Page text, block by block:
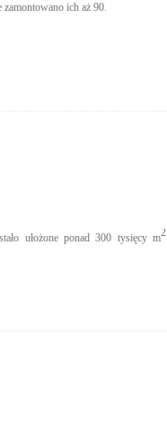
zamontowano ich aż 90.
ułożone ponad 300 tysięcy m2